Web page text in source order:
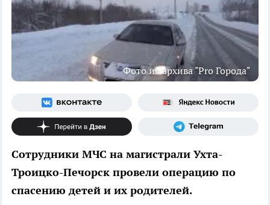
Фото из архива "Pro Города"
Сотрудники МЧС на магистрали Ухта-
Троицко-Печорск провели операцию по
спасению детей и их родителей.